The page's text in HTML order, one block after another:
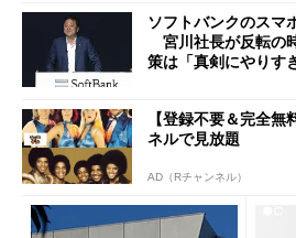
ソフトバンクのスマ
宮川社長が反転の
策は「真剣にやりす
【登録不要＆完全
ネルで見放題
AD（Rチャンネル）